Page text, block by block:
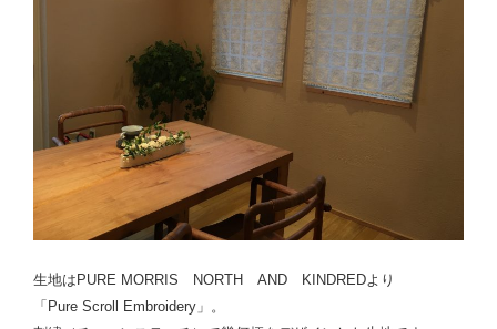
生地はPURE MORRIS NORTH AND KINDREDより
「Pure Scroll Embroidery」。